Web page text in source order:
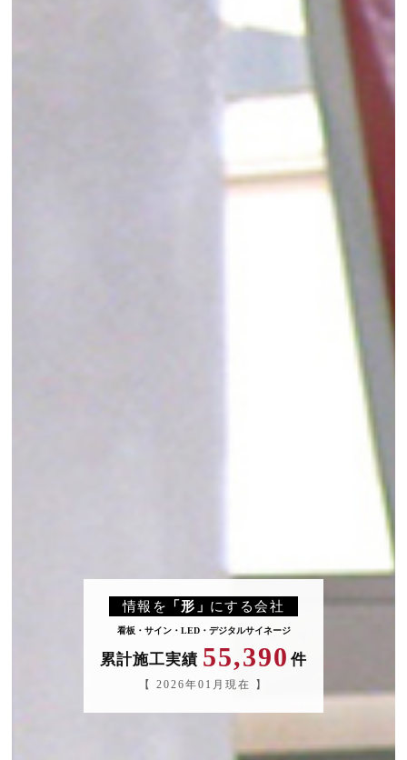
情報 を 「形 」 にする会社
看板・サイン・LED・デジタルサイネージ
累計施工実績 55,390 件
【 2026年01月現在 】